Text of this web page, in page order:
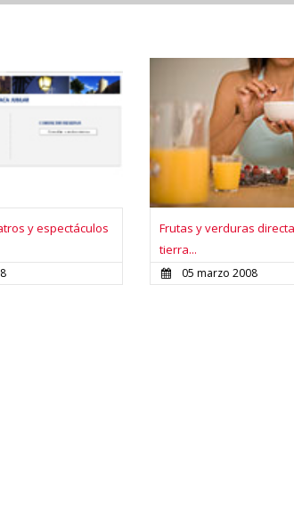
y espectáculos
Frutas y verduras
tierra...
05 marzo 2008